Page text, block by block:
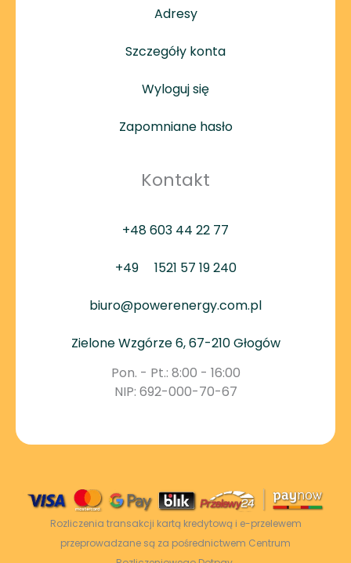
Adresy
Szczegóły konta
Wyloguj się
Zapomniane hasło
Kontakt
+48 603 44 22 77
+49 1521 57 19 240
biuro@powerenergy.com.pl
Zielone Wzgórze 6, 67-210 Głogów
Pon. - Pt.: 8:00 - 16:00
NIP: 692-000-70-67
Rozliczenia transakcji kartą kredytową i e-przelewem
przeprowadzane są za pośrednictwem Centrum